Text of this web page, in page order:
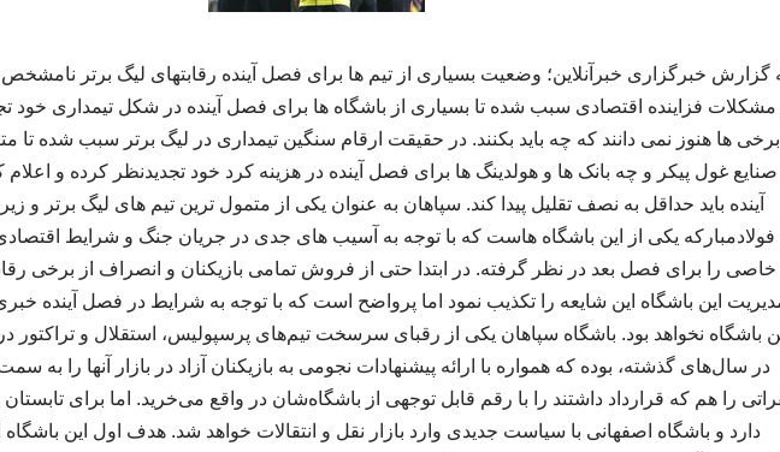
مشکلات فزاینده اقتصادی سبب شده تا بسیاری از باشگاه ها برای فصل آینده در شکل تیمداری خود
برخی ها هنوز نمی دانند که چه باید بکنند. در حقیقت ارقام سنگین تیمداری در لیگ برتر سبب شده تا
صنایع غول پیکر و چه بانک ها و هولدینگ ها برای فصل آینده در هزینه کرد خود تجدیدنظر کرده و
آینده باید حداقل به نصف تقلیل پیدا کند. سپاهان به عنوان یکی از متمول ترین تیم های لیگ برتر و
فولادمبارکه یکی از این باشگاه هاست که با توجه به آسیب های جدی در جریان جنگ و شرایط
خاصی را برای فصل بعد در نظر گرفته. در ابتدا حتی از فروش تمامی بازیکنان و انصراف از برخی
این باشگاه این شایعه را تکذیب نمود اما پرواضح است که با توجه به شرایط در فصل آینده
باشگاه نخواهد بود. باشگاه سپاهان یکی از رقبای سرسخت تیم‌های پرسپولیس، استقلال و تراکتور در
در سال‌های گذشته، بوده که همواره با ارائه پیشنهادات نجومی به بازیکنان آزاد در بازار آنها را به
را هم که قرارداد داشتند را با رقم قابل توجهی از باشگاه‌شان در واقع می‌خرید. اما برای
دارد و باشگاه اصفهانی با سیاست جدیدی وارد بازار نقل و انتقالات خواهد شد. هدف اول این باشگاه